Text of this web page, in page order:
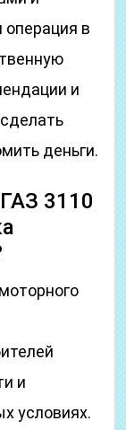
в
и
деньги.
3110
и
условиях.